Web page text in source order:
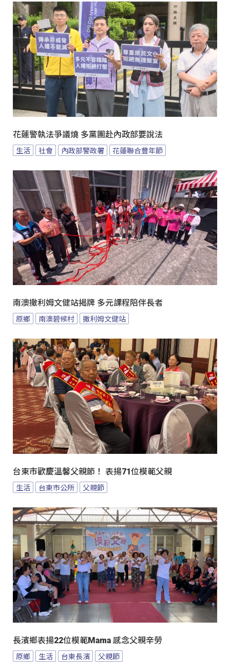
花蓮警執法爭議燒 多黨團赴內政部要說法
生活 社會 內政部警政署 花蓮聯合豐年節
南澳撒利姆文健站揭牌 多元課程陪伴長者
原鄉 南澳碧候村 撒利姆文健站
台東市歡慶溫馨父親節！ 表揚71位模範父親
生活 台東市公所 父親節
長濱鄉表揚22位模範Mama 感念父親辛勞
原鄉 生活 台東長濱 父親節